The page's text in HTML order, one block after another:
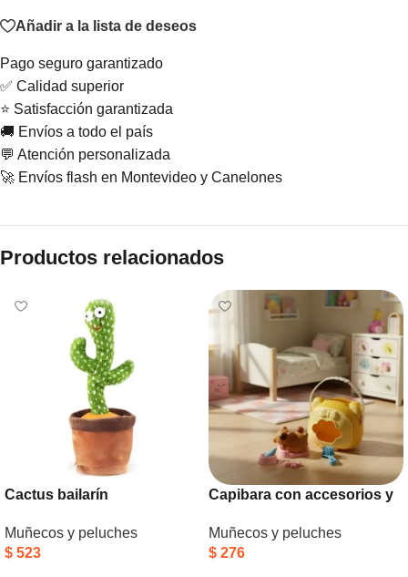
Añadir a la lista de deseos
Pago seguro garantizado
✅ Calidad superior
⭐ Satisfacción garantizada
🚚 Envíos a todo el país
💬 Atención personalizada
🚀 Envíos flash en Montevideo y Canelones
Productos relacionados
Cactus bailarín
Muñecos y peluches
$ 523
Capibara con accesorios y
Muñecos y peluches
$ 276